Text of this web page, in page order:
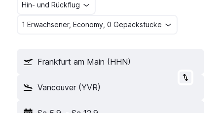
Hin- und Rückflug
1 Erwachsener, Economy, 0 Gepäckstücke
Frankfurt am Main (HHN)
Vancouver (YVR)